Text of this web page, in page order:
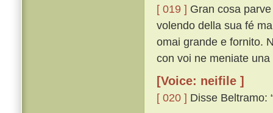
[ 019 ] Gran cosa
volendo della sua fé
omai grande e fornito.
con voi ne meniate
[Voice: neifile ]
[ 020 ] Disse Beltramo: